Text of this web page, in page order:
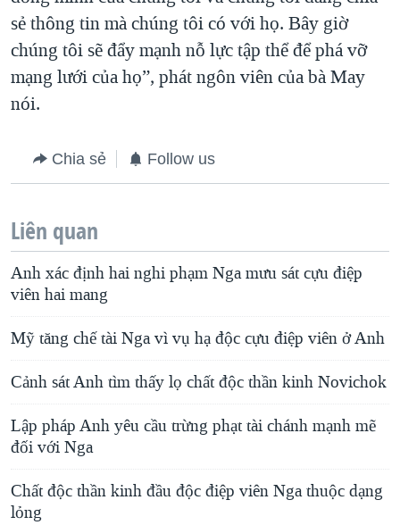
sẻ thông tin mà chúng tôi có với họ. Bây giờ
chúng tôi sẽ đẩy mạnh nỗ lực tập thể để phá vỡ
mạng lưới của họ”, phát ngôn viên của bà May
nói.
Chia sẻ Follow us
Liên quan
Anh xác định hai nghi phạm Nga mưu sát cựu điệp
viên hai mang
Mỹ tăng chế tài Nga vì vụ hạ độc cựu điệp viên ở Anh
Cảnh sát Anh tìm thấy lọ chất độc thần kinh Novichok
Lập pháp Anh yêu cầu trừng phạt tài chánh mạnh mẽ
đối với Nga
Chất độc thần kinh đầu độc điệp viên Nga thuộc dạng
lỏng